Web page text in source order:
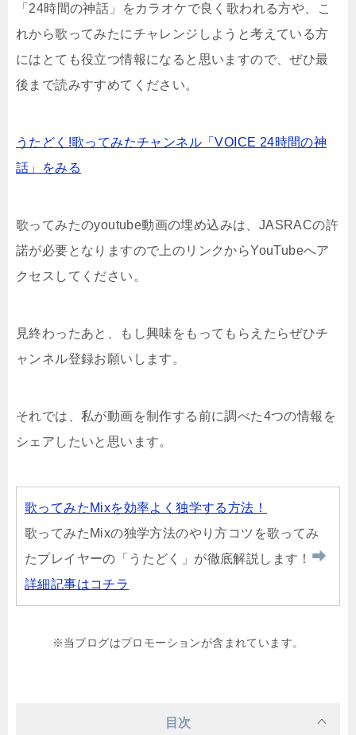
「24時間の神話」をカラオケで良く歌われる方や、こ
れから歌ってみたにチャレンジしようと考えている方
にはとても役立つ情報になると思いますので、ぜひ最
後まで読みすすめてください。
うたどく!歌ってみたチャンネル「VOICE 24時間の神
話」をみる
歌ってみたのyoutube動画の埋め込みは、JASRACの許
諾が必要となりますので上のリンクからYouTubeへア
クセスしてください。
見終わったあと、もし興味をもってもらえたらぜひチ
ャンネル登録お願いします。
それでは、私が動画を制作する前に調べた4つの情報を
シェアしたいと思います。
歌ってみたMixを効率よく独学する方法！
歌ってみたMixの独学方法のやり方コツを歌ってみ
たプレイヤーの「うたどく」が徹底解説します！
詳細記事はコチラ
※当ブログはプロモーションが含まれています。
目次